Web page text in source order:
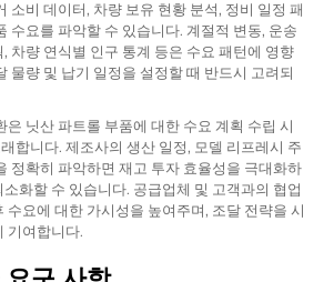
소비 데이터, 차량 보유 현황 분석, 정비 일정 패
수요를 파악할 수 있습니다. 계절적 변동, 운송
차량 연식별 인구 통계 등은 수요 패턴에 영향
물량 및 납기 일정을 설정할 때 반드시 고려되
은 닛산 파트롤 부품에 대한 수요 계획 수립 시
합니다. 제조사의 생산 일정, 모델 리프레시 주
정확히 파악하면 재고 투자 효율성을 극대화하
화할 수 있습니다. 공급업체 및 고객과의 협업
수요에 대한 가시성을 높여주며, 조달 전략을 시
기여합니다.